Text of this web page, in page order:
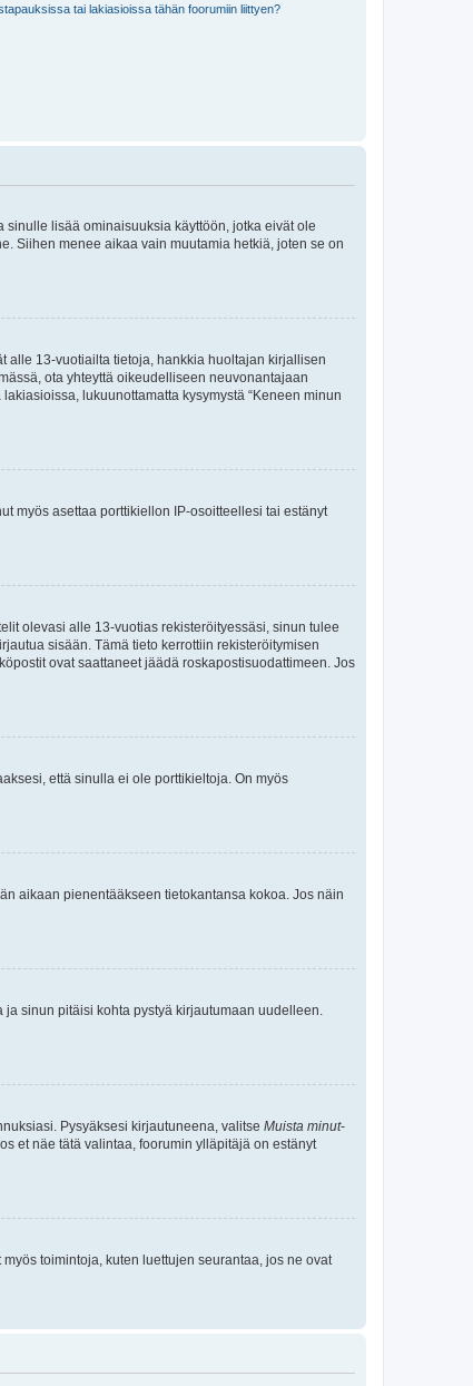
tai lakiasioissa tähän foorumiin liittyen?
lisää ominaisuuksia käyttöön, jotka eivät ole
Siihen menee aikaa vain muutamia hetkiä, joten se on
alle 13-vuotiailta tietoja, hankkia huoltajan kirjallisen
ota yhteyttä oikeudelliseen neuvonantajaan
lukuunottamatta kysymystä “Keneen minun
myös asettaa porttikiellon IP-osoitteellesi tai estänyt
olevasi alle 13-vuotias rekisteröityessäsi, sinun tulee
sisään. Tämä tieto kerrottiin rekisteröitymisen
ovat saattaneet jäädä roskapostisuodattimeen. Jos
että sinulla ei ole porttikieltoja. On myös
aikaan pienentääkseen tietokantansa kokoa. Jos näin
ja sinun pitäisi kohta pystyä kirjautumaan uudelleen.
Pysyäksesi kirjautuneena, valitse Muista minut-
et näe tätä valintaa, foorumin ylläpitäjä on estänyt
toimintoja, kuten luettujen seurantaa, jos ne ovat